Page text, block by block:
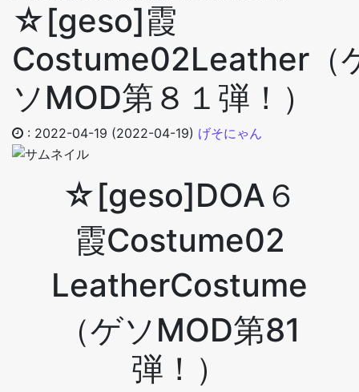
☆[geso]霞
Costume02Leather（
ソMOD第８１弾！）
: 2022-04-19 (2022-04-19) げそにゃん
☆[geso]DOA６
霞Costume02
LeatherCostume
（ゲソMOD第81
弾！）